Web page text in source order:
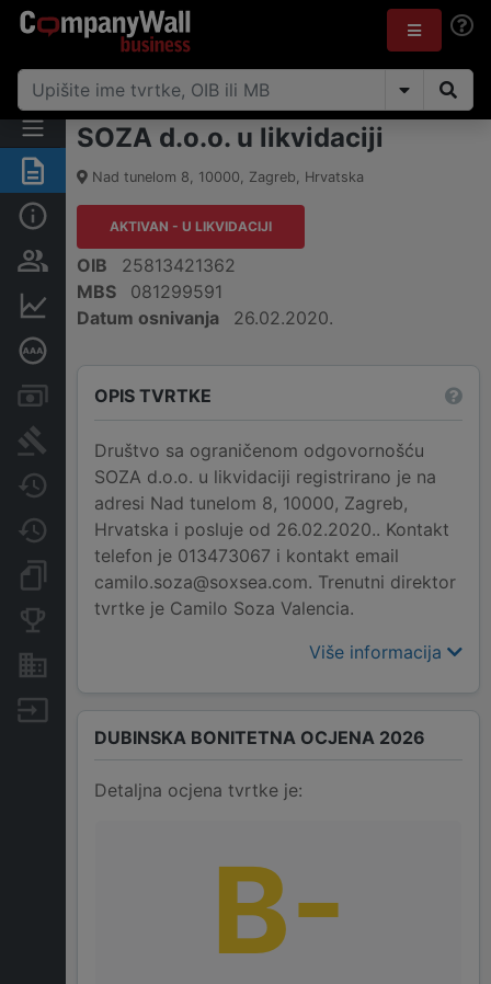
Sažetak
Osobe i vlasništvo
Računi i blokade
Sudske objave
Javne nabavke
Promjene
Dokumenti i objave
Konkurentske tvrtke
Izvoz
SOZA d.o.o. u likvidaciji
Nad tunelom 8, 10000, Zagreb, Hrvatska
AKTIVAN - U LIKVIDACIJI
OIB
25813421362
MBS
081299591
Datum osnivanja
26.02.2020.
OPIS TVRTKE
Društvo sa ograničenom odgovornošću
SOZA d.o.o. u likvidaciji registrirano je na
adresi Nad tunelom 8, 10000, Zagreb,
Hrvatska i posluje od 26.02.2020.. Kontakt
telefon je 013473067 i kontakt email
camilo.soza@soxsea.com. Trenutni direktor
tvrtke je Camilo Soza Valencia.
Više informacija
DUBINSKA BONITETNA OCJENA 2026
Detaljna ocjena tvrtke je:
B-